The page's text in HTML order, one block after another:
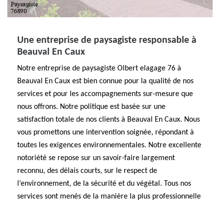
Une entreprise de paysagiste responsable à
Beauval En Caux
Notre entreprise de paysagiste Olbert elagage 76 à
Beauval En Caux est bien connue pour la qualité de nos
services et pour les accompagnements sur-mesure que
nous offrons. Notre politique est basée sur une
satisfaction totale de nos clients à Beauval En Caux. Nous
vous promettons une intervention soignée, répondant à
toutes les exigences environnementales. Notre excellente
notoriété se repose sur un savoir-faire largement
reconnu, des délais courts, sur le respect de
l’environnement, de la sécurité et du végétal. Tous nos
services sont menés de la manière la plus professionnelle